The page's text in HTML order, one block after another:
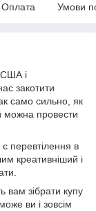
Оплата Умови
США і
закотити
само сильно, як
можна провести
перевтілення в
креативніший і
вам зібрати купу
ви і зовсім